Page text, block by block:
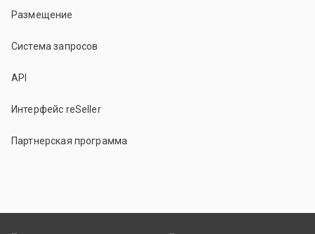
Размещение
Система запросов
API
Интерфейс reSeller
Партнерская программа